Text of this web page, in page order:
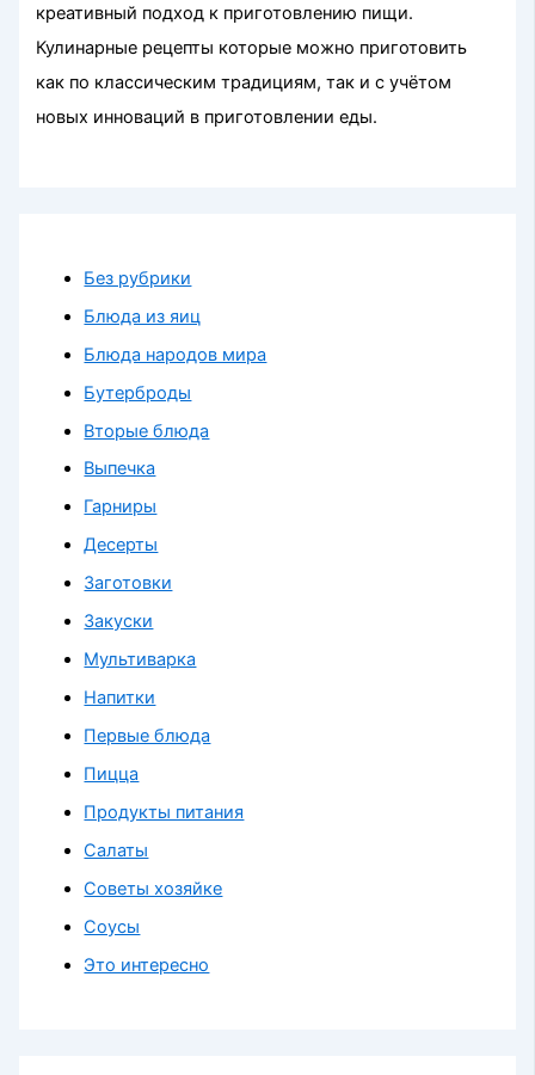
креативный подход к приготовлению пищи.
Кулинарные рецепты которые можно приготовить
как по классическим традициям, так и с учётом
новых инноваций в приготовлении еды.
Без рубрики
Блюда из яиц
Блюда народов мира
Бутерброды
Вторые блюда
Выпечка
Гарниры
Десерты
Заготовки
Закуски
Мультиварка
Напитки
Первые блюда
Пицца
Продукты питания
Салаты
Советы хозяйке
Соусы
Это интересно